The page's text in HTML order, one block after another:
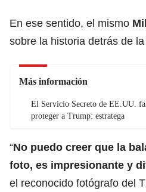
En ese sentido, el mismo
sobre la historia detrás de
Más información
El Servicio Secreto de EE.UU.
proteger a Trump: estratega
“No puedo creer que la
foto, es impresionante y
el reconocido fotógrafo del